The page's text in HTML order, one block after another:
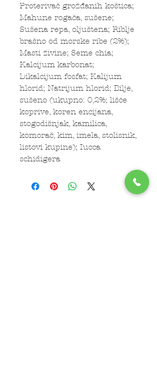
Proterivač grožđanih koštica;
Mahune rogača, sušene;
Sušena repa, oljuštena; Riblje
brašno od morske ribe (2%);
Masti živine; Seme chia;
Kalcijum karbonat;
Dikalcijum fosfat; Kalijum
hlorid; Natrijum hlorid; Bilje,
sušeno (ukupno: 0,2%; lišće
koprive, koren encijana,
stogodišnjak, kamilica,
komorač, kim, imela, stolisnik,
listovi kupine); Iucca
schidigera